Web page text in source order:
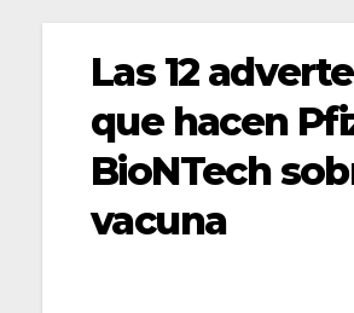
Las 12
que hacen
BioNTech
vacuna